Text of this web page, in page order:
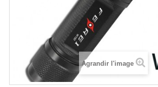
Agrandir l'image